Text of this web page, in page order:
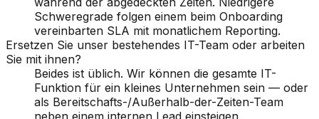
Schweregrade folgen einem beim Onboarding
vereinbarten SLA mit monatlichem Reporting.
Ersetzen Sie unser bestehendes IT-Team oder arbeiten
Sie mit ihnen?
Beides ist üblich. Wir können die gesamte IT-
Funktion für ein kleines Unternehmen sein — oder
als Bereitschafts-/Außerhalb-der-Zeiten-Team